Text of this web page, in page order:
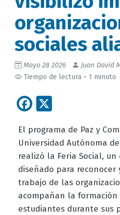
sociales
Mayo 28 2026
Juan David
Tiempo de lectura ~ 1 minuto
Facebook
El programa de Paz y
Universidad Autónoma
realizó la Feria Social, un
diseñado para reconocer
trabajo de las
acompañan la
estudiantes durante sus